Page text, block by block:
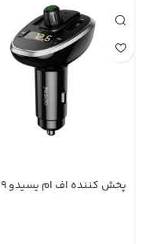
پخش کننده اف ام یسیدو Y39